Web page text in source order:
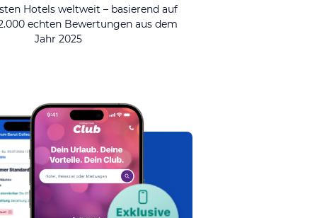
Hotels weltweit – basierend auf
echten Bewertungen aus dem
Jahr 2025